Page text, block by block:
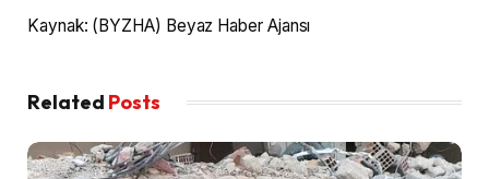
Kaynak: (BYZHA) Beyaz Haber Ajansı
Related Posts